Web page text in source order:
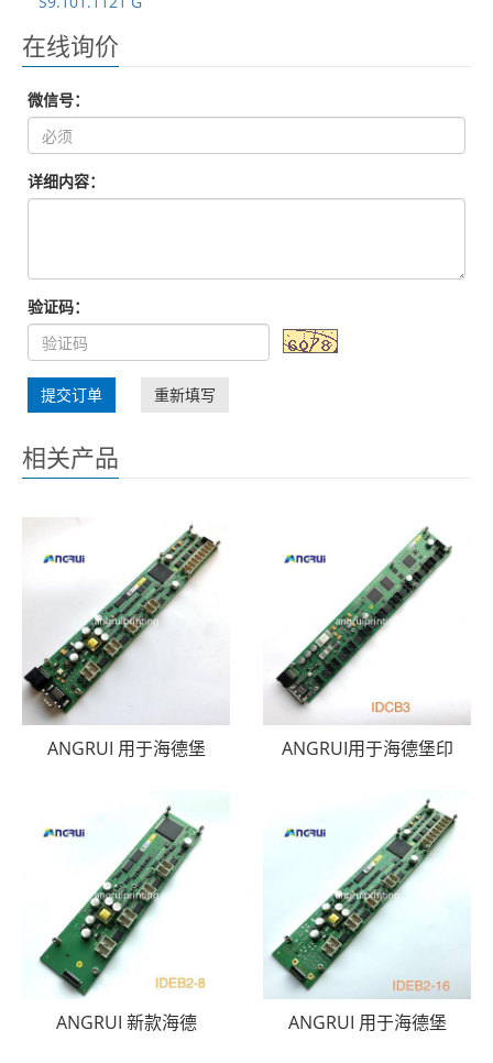
在线询价
微信号：
详细内容：
验证码：
提交订单 重新填写
相关产品
ANGRUI 用于海德堡 ANGRUI用于海德堡印
ANGRUI 新款海德 ANGRUI 用于海德堡